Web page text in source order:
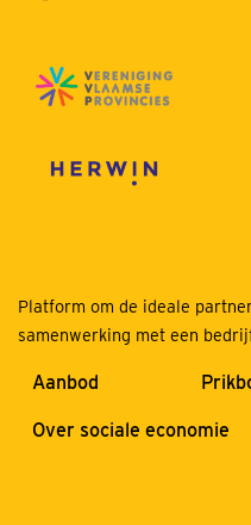
Platform om de ideale
samenwerking met een
Aanbod
Over sociale economie